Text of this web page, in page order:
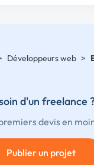
Développeurs web >
d'un freelance
devis en
Publier un projet